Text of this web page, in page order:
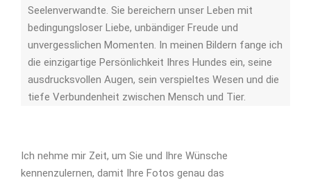
Seelenverwandte. Sie bereichern unser Leben mit
bedingungsloser Liebe, unbändiger Freude und
unvergesslichen Momenten. In meinen Bildern fange ich
die einzigartige Persönlichkeit Ihres Hundes ein, seine
ausdrucksvollen Augen, sein verspieltes Wesen und die
tiefe Verbundenheit zwischen Mensch und Tier.
Ich nehme mir Zeit, um Sie und Ihre Wünsche
kennenzulernen, damit Ihre Fotos genau das